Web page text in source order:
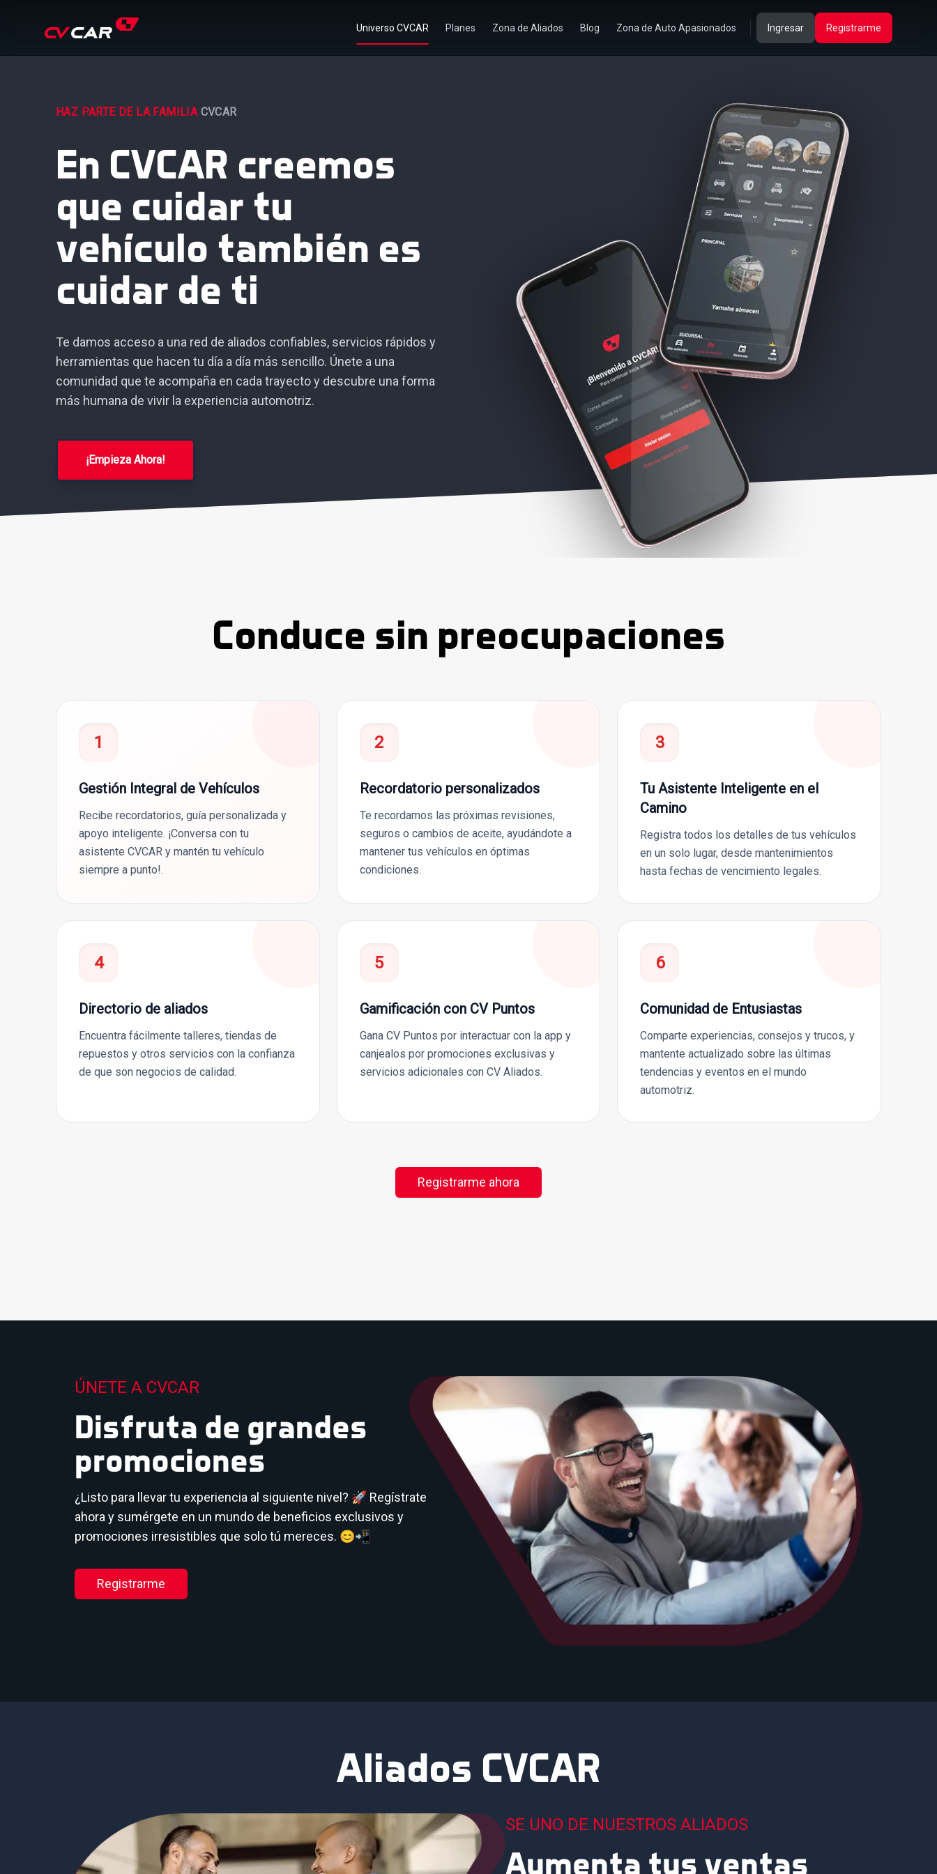
Universo CVCAR Planes Zona de Aliados Blog Zona de Auto Apasionados Ingresar Registrarme
HAZ PARTE DE LA FAMILIA CVCAR
En CVCAR creemos
que cuidar tu
vehículo también es
cuidar de ti
Te damos acceso a una red de aliados confiables, servicios rápidos y
herramientas que hacen tu día a día más sencillo. Únete a una
comunidad que te acompaña en cada trayecto y descubre una forma
más humana de vivir la experiencia automotriz.
¡Empieza Ahora!
Conduce sin preocupaciones
1
Gestión Integral de Vehículos
Recibe recordatorios, guía personalizada y
apoyo inteligente. ¡Conversa con tu
asistente CVCAR y mantén tu vehículo
siempre a punto!.
2
Recordatorio personalizados
Te recordamos las próximas revisiones,
seguros o cambios de aceite, ayudándote a
mantener tus vehículos en óptimas
condiciones.
3
Tu Asistente Inteligente en el
Camino
Registra todos los detalles de tus vehículos
en un solo lugar, desde mantenimientos
hasta fechas de vencimiento legales.
4
Directorio de aliados
Encuentra fácilmente talleres, tiendas de
repuestos y otros servicios con la confianza
de que son negocios de calidad.
5
Gamificación con CV Puntos
Gana CV Puntos por interactuar con la app y
canjealos por promociones exclusivas y
servicios adicionales con CV Aliados.
6
Comunidad de Entusiastas
Comparte experiencias, consejos y trucos, y
mantente actualizado sobre las últimas
tendencias y eventos en el mundo
automotriz.
Registrarme ahora
ÚNETE A CVCAR
Disfruta de grandes
promociones
¿Listo para llevar tu experiencia al siguiente nivel? 🚀 Regístrate
ahora y sumérgete en un mundo de beneficios exclusivos y
promociones irresistibles que solo tú mereces. 😊📲
Registrarme
Aliados CVCAR
SE UNO DE NUESTROS ALIADOS
Aumenta tus ventas